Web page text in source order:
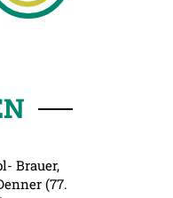
Brauer,
(77.